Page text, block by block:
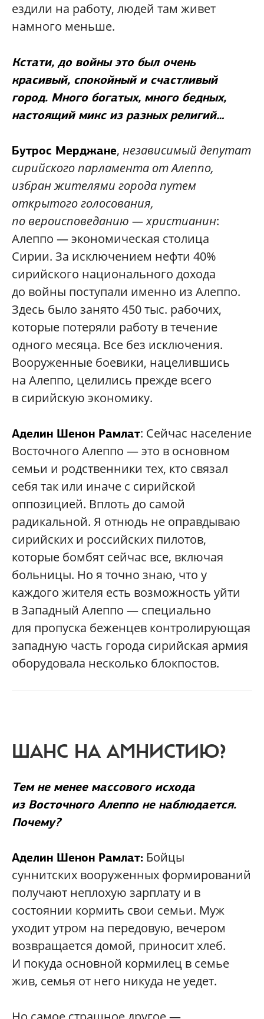
ездили на работу, людей там живет
намного меньше.
Кстати, до войны это был очень
красивый, спокойный и счастливый
город. Много богатых, много бедных,
настоящий микс из разных религий…
Бутрос Мерджане, независимый депутат
сирийского парламента отАлеппо,
избран жителями города путем
открытого голосования,
по вероисповеданию — христианин:
Алеппо — экономическая столица
Сирии. За исключением нефти 40%
сирийского национального дохода
до войны поступали именно из Алеппо.
Здесь было занято 450 тыс. рабочих,
которые потеряли работу в течение
одного месяца. Все без исключения.
Вооруженные боевики, нацелившись
на Алеппо, целились прежде всего
в сирийскую экономику.
Аделин Шенон Рамлат: Сейчас население
Восточного Алеппо — это в основном
семьи и родственники тех, кто связал
себя так или иначе с сирийской
оппозицией. Вплоть до самой
радикальной. Я отнюдь не оправдываю
сирийских и российских пилотов,
которые бомбят сейчас все, включая
больницы. Но я точно знаю, что у
каждого жителя есть возможность уйти
в Западный Алеппо — специально
для пропуска беженцев контролирующая
западную часть города сирийская армия
оборудовала несколько блокпостов.
ШАНС НА АМНИСТИЮ?
Тем не менее массового исхода
из Восточного Алеппо не наблюдается.
Почему?
Аделин Шенон Рамлат: Бойцы
суннитских вооруженных формирований
получают неплохую зарплату и в
состоянии кормить свои семьи. Муж
уходит утром на передовую, вечером
возвращается домой, приносит хлеб.
И покуда основной кормилец в семье
жив, семья от него никуда не уедет.